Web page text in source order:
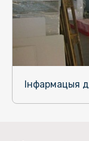
Інфармацыя